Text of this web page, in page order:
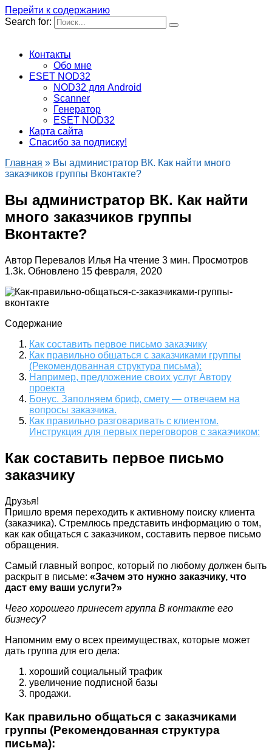
Перейти к содержанию
Search for:
Контакты
Обо мне
ESET NOD32
NOD32 для Android
Scanner
Генератор
ESET NOD32
Карта сайта
Спасибо за подписку!
Главная » Вы администратор ВК. Как найти много
заказчиков группы Вконтакте?
Вы администратор ВК. Как найти
много заказчиков группы
Вконтакте?
Автор Перевалов Илья На чтение 3 мин. Просмотров
1.3k. Обновлено 15 февраля, 2020
Содержание
Как составить первое письмо заказчику
Как правильно общаться с заказчиками группы
(Рекомендованная структура письма):
Например, предложение своих услуг Автору
проекта
Бонус. Заполняем бриф, смету — отвечаем на
вопросы заказчика.
Как правильно разговаривать с клиентом.
Инструкция для первых переговоров с заказчиком:
Как составить первое письмо
заказчику
Друзья!
Пришло время переходить к активному поиску клиента
(заказчика). Стремлюсь представить информацию о том,
как как общаться с заказчиком, составить первое письмо
обращения.
Самый главный вопрос, который по любому должен быть
раскрыт в письме: «Зачем это нужно заказчику, что
даст ему ваши услуги?»
Чего хорошего принесет группа В контакте его
бизнесу?
Напомним ему о всех преимуществах, которые может
дать группа для его дела:
хороший социальный трафик
увеличение подписной базы
продажи.
Как правильно общаться с заказчиками
группы (Рекомендованная структура
письма):